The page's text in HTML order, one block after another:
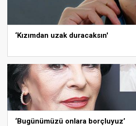
‘Kızımdan uzak duracaksın'
‘Bugünümüzü onlara borçluyuz’